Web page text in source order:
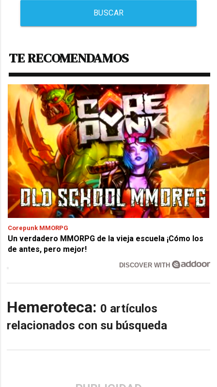
BUSCAR
TE RECOMENDAMOS
Corepunk MMORPG
Un verdadero MMORPG de la vieja escuela ¡Cómo los
de antes, pero mejor!
DISCOVER WITH
Hemeroteca: 0 artículos
relacionados con su búsqueda